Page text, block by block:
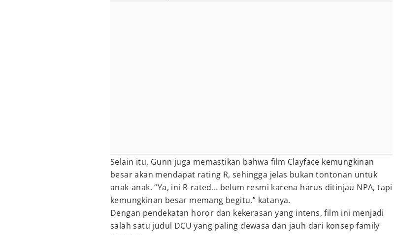
Selain itu, Gunn juga memastikan bahwa film Clayface kemungkinan
besar akan mendapat rating R, sehingga jelas bukan tontonan untuk
anak-anak. “Ya, ini R-rated… belum resmi karena harus ditinjau NPA, tapi
kemungkinan besar memang begitu,” katanya.
Dengan pendekatan horor dan kekerasan yang intens, film ini menjadi
salah satu judul DCU yang paling dewasa dan jauh dari konsep family